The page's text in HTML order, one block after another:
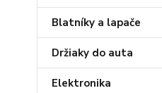
Blatníky a lapače
Držiaky do auta
Elektronika